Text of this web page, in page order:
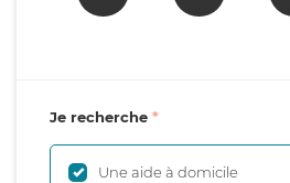
Je recherche
Une aide à domicile